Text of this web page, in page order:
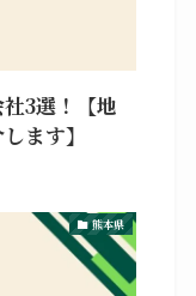
3選！【地
ます】
熊本県